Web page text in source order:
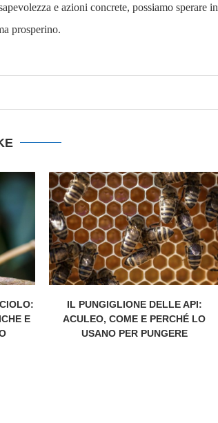
e azioni concrete, possiamo sperare in
prosperino.
E
IL PUNGIGLIONE DELLE API:
ACULEO, COME E PERCHÉ LO
USANO PER PUNGERE